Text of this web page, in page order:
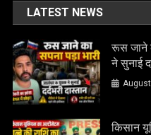
LATEST NEWS
रूस जाने
ने सुनाई
किसान